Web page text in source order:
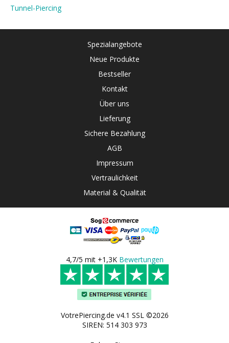
Tunnel-Piercing
Spezialangebote
Neue Produkte
Bestseller
Kontakt
Über uns
Lieferung
Sichere Bezahlung
AGB
Impressum
Vertraulichkeit
Material & Qualität
4,7/5 mit +1,3K Bewertungen
VotrePiercing.de v4.1 SSL ©2026
SIREN: 514 303 973